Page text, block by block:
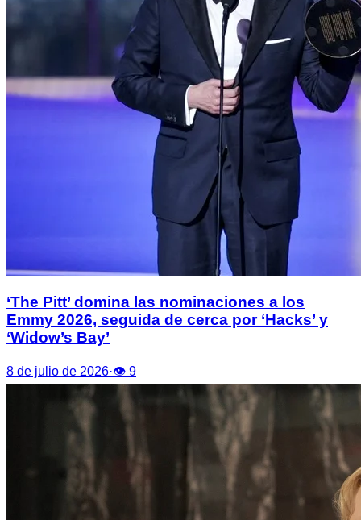
‘The Pitt’ domina las nominaciones a los
Emmy 2026, seguida de cerca por ‘Hacks’ y
‘Widow’s Bay’
8 de julio de 2026·👁 9